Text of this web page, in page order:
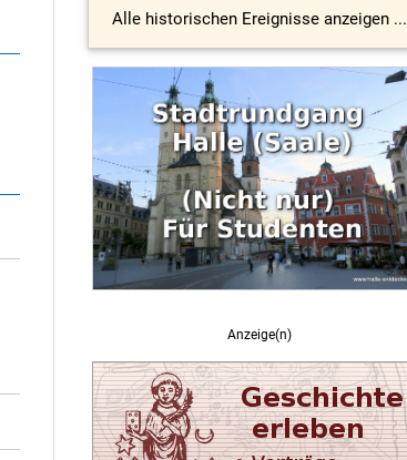
Alle historischen Ereignisse anzeigen ...
Anzeige(n)